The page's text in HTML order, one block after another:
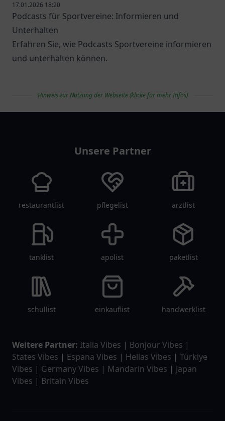
17.01.2026 18:20
Podcasts für Sportvereine: Informieren und
Unterhalten
Erfahren Sie, wie Podcasts Sportvereine informieren
und unterhalten können.
Hinweis zur Nutzung der Webseite (klicke für mehr Infos)
Unsere Partner
restaurantlist pflegelist arztlist
tanklist apolist paketlist
schullist einkauflist handwerklist
Weitere Partner: Italia Vibes | Bonjour Vibes |
States Vibes | Espana Vibes | Hellas Vibes | Türkiye
Vibes | Germany Vibes | Mandarin Vibes | Japan
Vibes | Britain Vibes